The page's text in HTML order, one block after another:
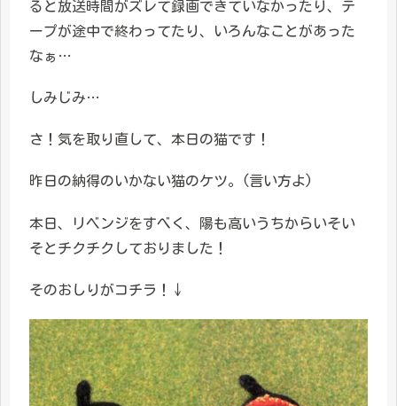
ると放送時間がズレて録画できていなかったり、テ
ープが途中で終わってたり、いろんなことがあった
なぁ…
しみじみ…
さ！気を取り直して、本日の猫です！
昨日の納得のいかない猫のケツ。(言い方よ)
本日、リベンジをすべく、陽も高いうちからいそい
そとチクチクしておりました！
そのおしりがコチラ！↓